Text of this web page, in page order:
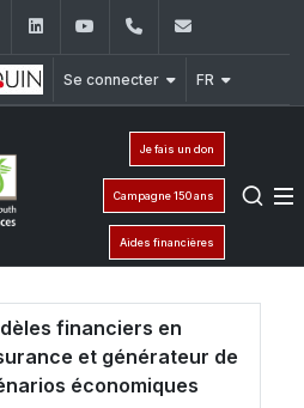
InstagramLinkedInYouTube+961 (1) 421 368
Se connecter FR
Je fais un don
Campagne 150 ans
Aides financières
financiers en
et générateur de
économiques